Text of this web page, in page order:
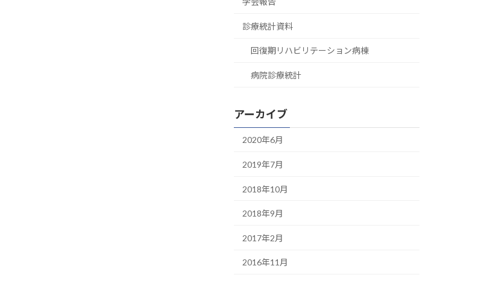
診療統計資料
回復期リハビリテーション病棟
病院診療統計
アーカイブ
2020年6月
2019年7月
2018年10月
2018年9月
2017年2月
2016年11月